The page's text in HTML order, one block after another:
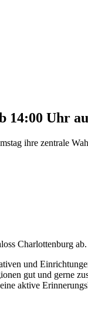
14:00 Uhr
ihre zentrale
Charlottenburg
und
gut und gerne
aktive